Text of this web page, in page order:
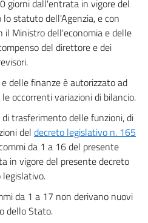
giorni dall'entrata in vigore del
statuto dell'Agenzia, e con
il Ministro dell'economia e delle
del direttore e dei
delle finanze è autorizzato ad
occorrenti variazioni di bilancio.
trasferimento delle funzioni, di
del decreto legislativo n. 165
da 1 a 16 del presente
in vigore del presente decreto
da 1 a 17 non derivano nuovi
dello Stato.